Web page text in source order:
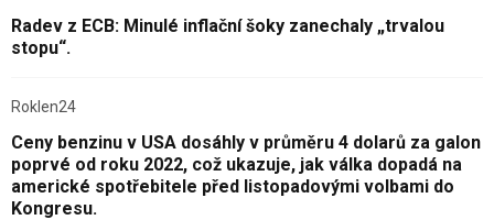
Radev z ECB: Minulé inflační šoky zanechaly „trvalou
stopu“.
Roklen24
Ceny benzinu v USA dosáhly v průměru 4 dolarů za galon
poprvé od roku 2022, což ukazuje, jak válka dopadá na
americké spotřebitele před listopadovými volbami do
Kongresu.